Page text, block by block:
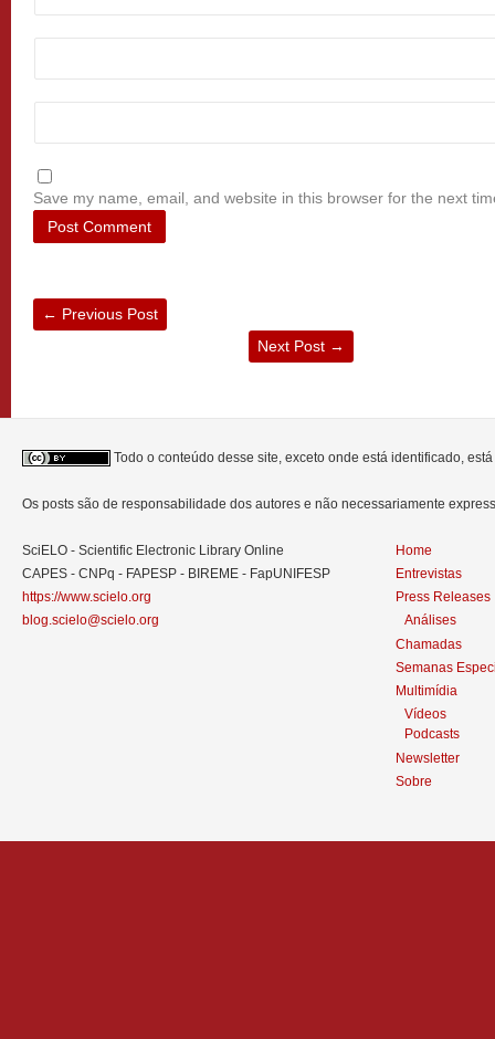
Save my name, email, and website in this browser for the next
← Previous Post
Next Post →
Todo o conteúdo desse site, exceto onde está identificado,
Os posts são de responsabilidade dos autores e não necessariamente
SciELO - Scientific Electronic Library Online
CAPES - CNPq - FAPESP - BIREME - FapUNIFESP
https://www.scielo.org
blog.scielo@scielo.org
Home
Entrevistas
Press Releases
Análises
Chamadas
Semanas
Multimídia
Vídeos
Podcasts
Newsletter
Sobre